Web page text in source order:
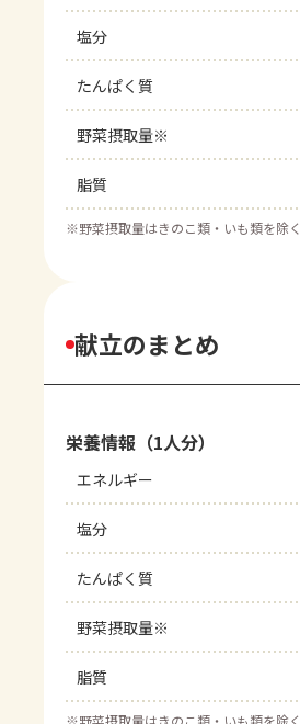
塩分
たんぱく質
野菜摂取量※
脂質
※野菜摂取量はきのこ類・いも類を除く
献立のまとめ
栄養情報（1人分）
エネルギー
塩分
たんぱく質
野菜摂取量※
脂質